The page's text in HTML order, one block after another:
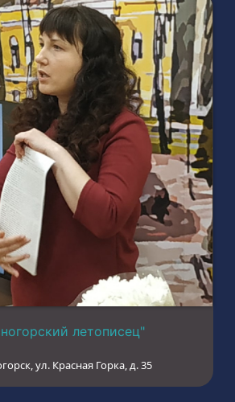
летописец"
ул. Красная Горка, д. 35